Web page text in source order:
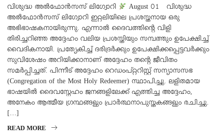
വിശുദ്ധ അൽഫോൻസസ് ലിഗ്വോറി
August 01 വിശുദ്ധ
അൽഫോൻസസ് ലിഗ്വോറി ഇറ്റലിയിലെ പ്രശസ്തനായ ഒരു
അഭിഭാഷകനായിരുന്നു. എന്നാൽ ദൈവത്തിന്റെ വിളി
തിരിച്ചറിഞ്ഞ അദ്ദേഹം വലിയ പ്രശസ്തിയും സമ്പത്തും ഉപേക്ഷിച്ച്
വൈദികനായി. പ്രത്യേകിച്ച് ദരിദ്രർക്കും ഉപേക്ഷിക്കപ്പെട്ടവർക്കും
സുവിശേഷം അറിയിക്കാനാണ് അദ്ദേഹം തന്റെ ജീവിതം
സമർപ്പിച്ചത്. പിന്നീട് അദ്ദേഹം റെഡംപ്റ്ററിസ്റ്റ് സന്യാസസഭ
(Congregation of the Most Holy Redeemer) സ്ഥാപിച്ചു. ലളിതമായ
ഭാഷയിൽ ദൈവസ്നേഹം ജനങ്ങളിലേക്ക് എത്തിച്ച അദ്ദേഹം,
അനേകം ആത്മീയ ഗ്രന്ഥങ്ങളും പ്രാർത്ഥനാപുസ്തകങ്ങളും രചിച്ചു.
[…]
READ MORE